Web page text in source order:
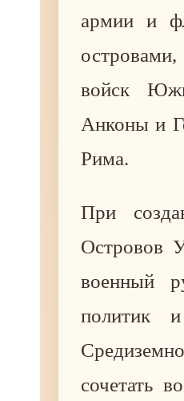
армии и
войск
Анконы и
Рима.
При
Островов
военный
политик
сочетать